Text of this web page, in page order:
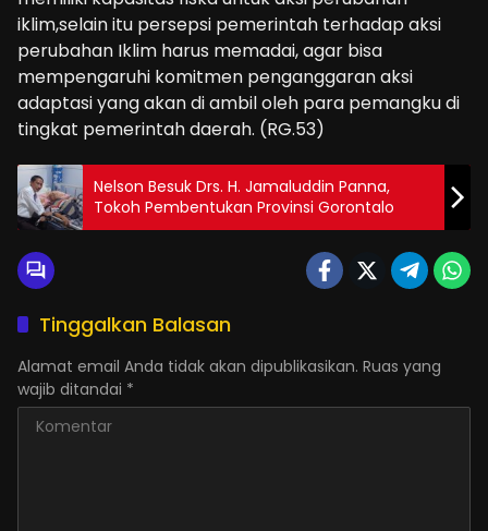
iklim,selain itu persepsi pemerintah terhadap aksi
perubahan Iklim harus memadai, agar bisa
mempengaruhi komitmen penganggaran aksi
adaptasi yang akan di ambil oleh para pemangku di
tingkat pemerintah daerah. (RG.53)
Nelson Besuk Drs. H. Jamaluddin Panna,
Tokoh Pembentukan Provinsi Gorontalo
Tinggalkan Balasan
Alamat email Anda tidak akan dipublikasikan. Ruas yang
wajib ditandai *